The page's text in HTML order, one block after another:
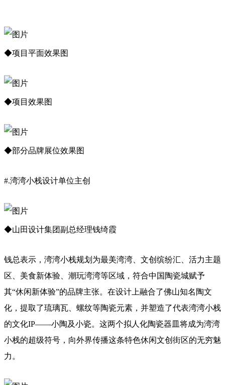
◆项目平面效果图
◆项目效果图
◆部分品牌展位效果图
#.湾湾小栈设计单位主创
◆山田设计集团副总经理钱绮霞
钱总表示，湾湾小栈规划为最美湾湾、文创缤纷汇、活力主题
区、美食新体验、潮玩湾湾等区域，符合中国陶瓷城赋予
其“休闲新体验”的品牌主张。在设计上融合了佛山知名陶文
化，提取了琉璃瓦、螺纹等陶瓷元素，并塑造了代表湾湾小栈
的文化IP——小陶及小瓷。这两个拟人化陶瓷器皿将成为湾湾
小栈的超级符号，向外界传播这条特色休闲文创街区的无穷魅
力。